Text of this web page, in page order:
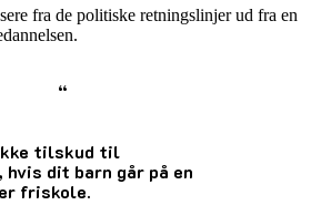
fra de politiske retningslinjer ud fra en
“
tilskud til
hvis dit barn går på en
friskole.